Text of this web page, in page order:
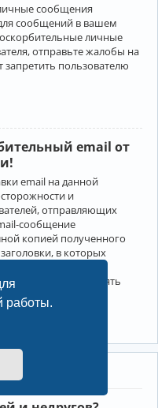
работы.
сообщения
сообщений в вашем
личные
отправьте жалобы на
пользователю
email от
email на данной
и
отправляющих
сообщение
копией полученного
в которых
в этом случае принять